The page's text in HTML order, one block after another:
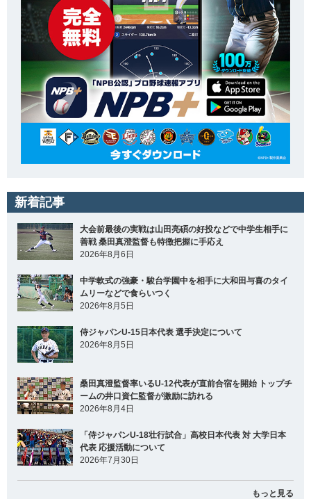
新着記事
大会前最後の実戦は山田亮碩の好投などで中学生相手に
善戦 桑田真澄監督も特徴把握に手応え
2026年8月6日
中学軟式の強豪・駿台学園中を相手に大和田与喜のタイ
ムリーなどで食らいつく
2026年8月5日
侍ジャパンU-15日本代表 選手決定について
2026年8月5日
桑田真澄監督率いるU-12代表が直前合宿を開始 トップチ
ームの井口資仁監督が激励に訪れる
2026年8月4日
「侍ジャパンU-18壮行試合」高校日本代表 対 大学日本
代表 応援活動について
2026年7月30日
もっと見る